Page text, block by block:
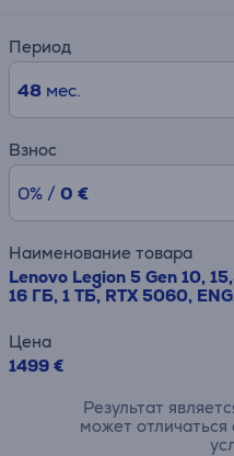
Период
48мес.
Взнос
0% / 0 €
Наименование товара
Lenovo Legion 5 Gen 10,
16 ГБ, 1 ТБ, RTX 5060,
Цена
1499 €
Результат
может